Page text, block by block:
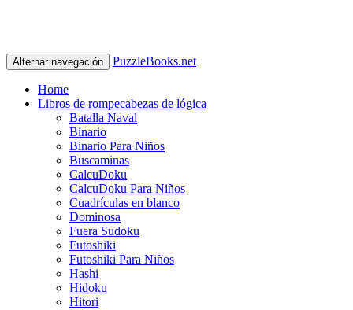
Alternar navegación PuzzleBooks.net
Home
Libros de rompecabezas de lógica
Batalla Naval
Binario
Binario Para Niños
Buscaminas
CalcuDoku
CalcuDoku Para Niños
Cuadrículas en blanco
Dominosa
Fuera Sudoku
Futoshiki
Futoshiki Para Niños
Hashi
Hidoku
Hitori